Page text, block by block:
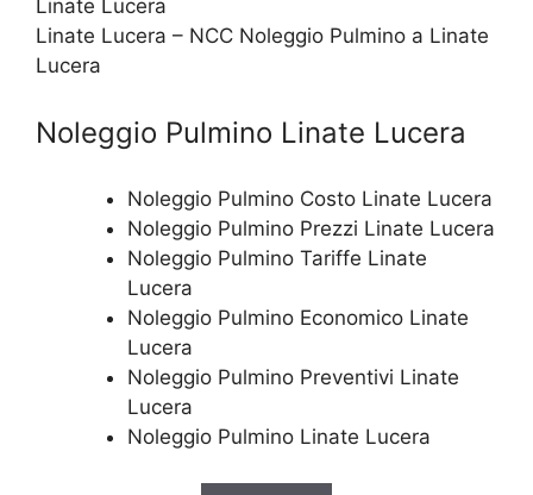
Linate Lucera – NCC Noleggio Pulmino a Linate
Lucera
Noleggio Pulmino Linate Lucera
Noleggio Pulmino Costo Linate Lucera
Noleggio Pulmino Prezzi Linate Lucera
Noleggio Pulmino Tariffe Linate
Lucera
Noleggio Pulmino Economico Linate
Lucera
Noleggio Pulmino Preventivi Linate
Lucera
Noleggio Pulmino Linate Lucera